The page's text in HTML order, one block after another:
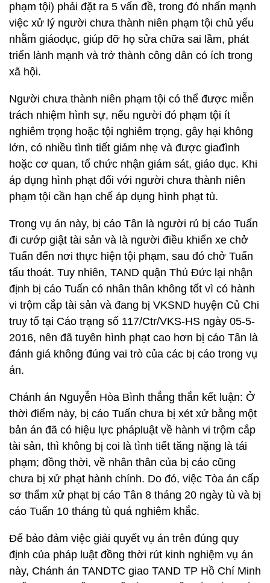
phạm tội) phải đặt ra 5 vấn đề, trong đó nhấn mạnh
việc xử lý người chưa thành niên phạm tội chủ yếu
nhằm giáodục, giúp đỡ họ sửa chữa sai lầm, phát
triển lành mạnh và trở thành công dân có ích trong
xã hội.
Người chưa thành niên phạm tội có thể được miễn
trách nhiệm hình sự, nếu người đó phạm tội ít
nghiêm trọng hoặc tội nghiêm trọng, gây hại không
lớn, có nhiều tình tiết giảm nhẹ và được giađình
hoặc cơ quan, tổ chức nhận giám sát, giáo dục. Khi
áp dụng hình phạt đối với người chưa thành niên
phạm tội cần hạn chế áp dụng hình phạt tù.
Trong vụ án này, bị cáo Tân là người rủ bị cáo Tuấn
đi cướp giật tài sản và là người điều khiển xe chở
Tuấn đến nơi thực hiện tội phạm, sau đó chở Tuấn
tẩu thoát. Tuy nhiên, TAND quận Thủ Đức lại nhận
định bị cáo Tuấn có nhân thân không tốt vì có hành
vi trộm cắp tài sản và đang bị VKSND huyện Củ Chi
truy tố tại Cáo trạng số 117/Ctr/VKS-HS ngày 05-5-
2016, nên đã tuyên hình phạt cao hơn bị cáo Tân là
đánh giá không đúng vai trò của các bị cáo trong vụ
án.
Chánh án Nguyễn Hòa Bình thẳng thắn kết luận: Ở
thời điểm này, bị cáo Tuấn chưa bị xét xử bằng một
bản án đã có hiệu lực phápluật về hành vi trộm cắp
tài sản, thì không bị coi là tình tiết tăng nặng là tái
phạm; đồng thời, về nhân thân của bị cáo cũng
chưa bị xử phạt hành chính. Do đó, việc Tòa án cấp
sơ thẩm xử phạt bị cáo Tân 8 tháng 20 ngày tù và bị
cáo Tuấn 10 tháng tù quá nghiêm khắc.
Để bảo đảm việc giải quyết vụ án trên đúng quy
định của pháp luật đồng thời rút kinh nghiệm vụ án
này, Chánh án TANDTC giao TAND TP Hồ Chí Minh